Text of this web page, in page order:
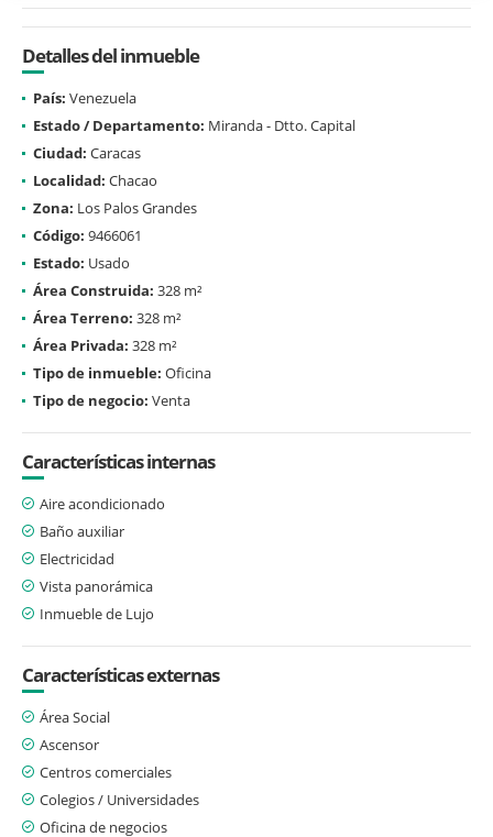
Detalles del inmueble
País: Venezuela
Estado / Departamento: Miranda - Dtto. Capital
Ciudad: Caracas
Localidad: Chacao
Zona: Los Palos Grandes
Código: 9466061
Estado: Usado
Área Construida: 328 m²
Área Terreno: 328 m²
Área Privada: 328 m²
Tipo de inmueble: Oficina
Tipo de negocio: Venta
Características internas
Aire acondicionado
Baño auxiliar
Electricidad
Vista panorámica
Inmueble de Lujo
Características externas
Área Social
Ascensor
Centros comerciales
Colegios / Universidades
Oficina de negocios